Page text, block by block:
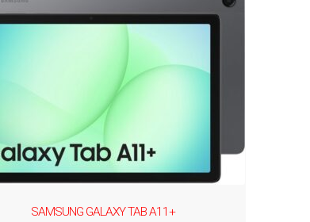
SAMSUNG GALAXY TAB A11+